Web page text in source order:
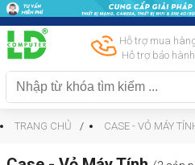
Hỗ trợ mua
Hỗ trợ bảo
TRANG CHỦ CASE - VỎ MÁY